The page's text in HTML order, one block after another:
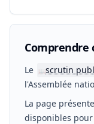
Comprendre
Le 📖scrutin
l'Assemblée
La page
disponibles